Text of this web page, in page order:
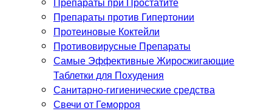
Препараты против Гипертонии
Протеиновые Коктейли
Противовирусные Препараты
Самые Эффективные Жиросжигающие
Таблетки для Похудения
Санитарно-гигиенические средства
Свечи от Геморроя